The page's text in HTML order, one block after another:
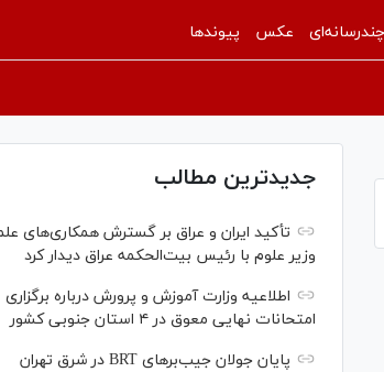
چندرسانه‌ای عکس پیوندها
جدیدترین مطالب
تأکید ایران و عراق بر گسترش همکاری‌های
وزیر علوم با رئیس بیت‌الحکمه عراق دیدار کرد
اطلاعیه وزارت آموزش و پرورش درباره برگزاری
امتحانات نهایی معوق در ۴ استان جنوبی کشور
پایان جولان جیب‌بر‌های BRT در شرق تهران